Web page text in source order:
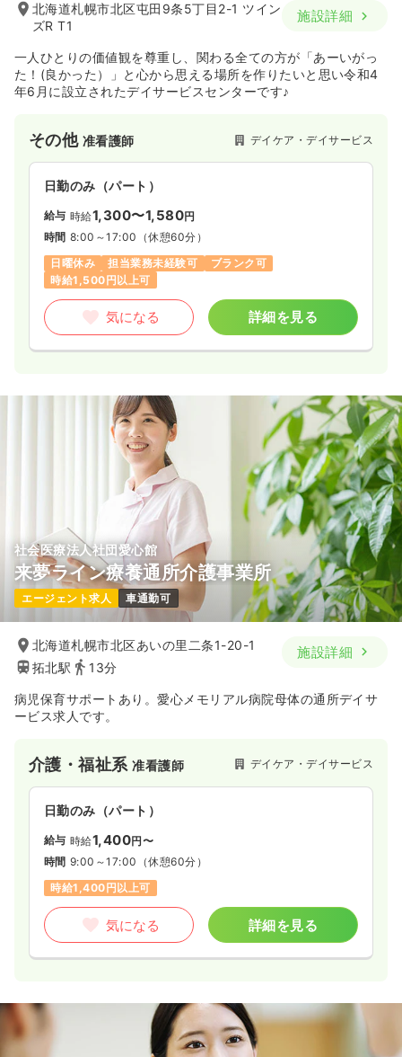
北海道札幌市北区屯田9条5丁目2-1 ツイン
ズR T1
施設詳細
一人ひとりの価値観を尊重し、関わる全ての方が「あーいがっ
た！(良かった）」と心から思える場所を作りたいと思い令和4
年6月に設立されたデイサービスセンターです♪
その他 准看護師 デイケア・デイサービス
日勤のみ（パート）
給与 時給1,300〜1,580円
時間 8:00～17:00 （休憩60分）
日曜休み
担当業務未経験可
ブランク可
時給1,500円以上可
気になる 詳細を見る
社会医療法人社団愛心館
来夢ライン療養通所介護事業所
エージェント求人 車通勤可
北海道札幌市北区あいの里二条1-20-1
拓北駅
13分
施設詳細
病児保育サポートあり。愛心メモリアル病院母体の通所デイサ
ービス求人です。
介護・福祉系准看護師 デイケア・デイサービス
日勤のみ（パート）
給与 時給1,400円〜
時間 9:00～17:00 （休憩60分）
時給1,400円以上可
気になる 詳細を見る